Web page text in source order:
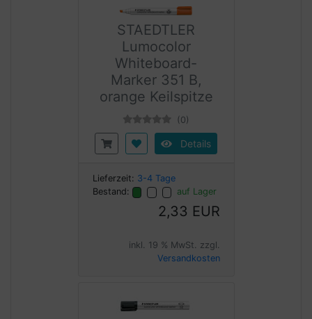
STAEDTLER
Lumocolor
Whiteboard-
Marker 351 B,
orange Keilspitze
(0)
Details
Lieferzeit: 3-4 Tage
Bestand:
auf Lager
2,33 EUR
inkl. 19 % MwSt. zzgl.
Versandkosten